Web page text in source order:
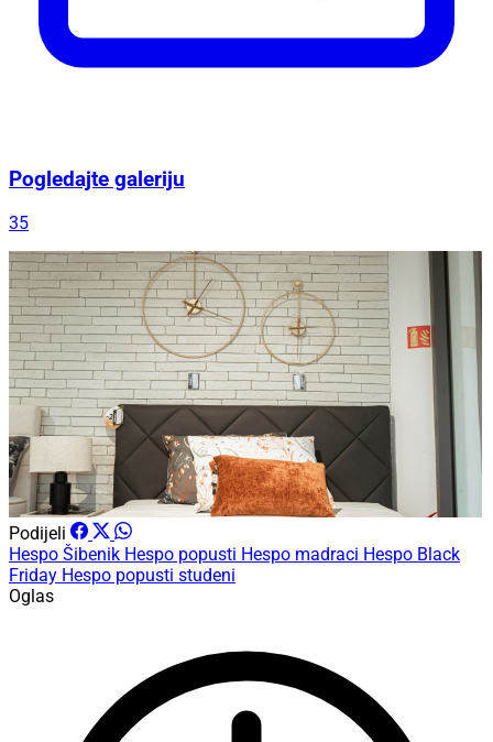
Pogledajte galeriju
35
Podijeli
Hespo Šibenik Hespo popusti Hespo madraci Hespo Black
Friday Hespo popusti studeni
Oglas